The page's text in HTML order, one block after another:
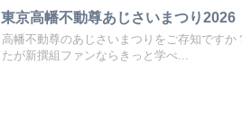
東京高幡不動尊あじさいまつり2026
高幡不動尊のあじさいまつりをご存知です
たが新撰組ファンならきっと学べ...